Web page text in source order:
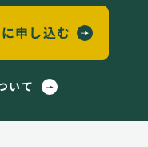
申し込む
いて